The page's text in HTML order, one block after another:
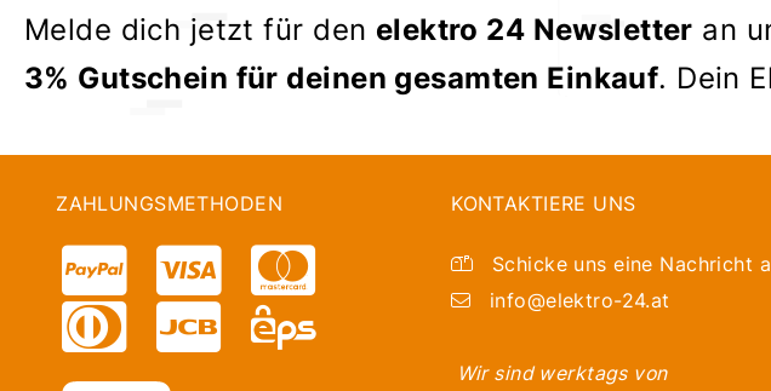
Melde dich jetzt für den elektro 24 Newsletter an
3% Gutschein für deinen gesamten Einkauf. Dein
ZAHLUNGSMETHODEN KONTAKTIERE UNS
Schicke uns eine Nachricht
info@elektro-24.at
Wir sind werktags von